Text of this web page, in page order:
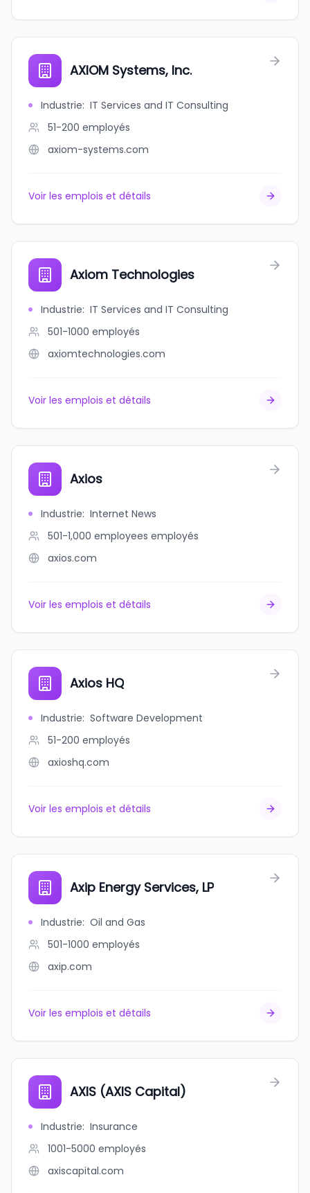
AXIOM Systems, Inc.
Industrie: IT Services and IT Consulting
51-200 employés
axiom-systems.com
Voir les emplois et détails
Axiom Technologies
Industrie: IT Services and IT Consulting
501-1000 employés
axiomtechnologies.com
Voir les emplois et détails
Axios
Industrie: Internet News
501-1,000 employees employés
axios.com
Voir les emplois et détails
Axios HQ
Industrie: Software Development
51-200 employés
axioshq.com
Voir les emplois et détails
Axip Energy Services, LP
Industrie: Oil and Gas
501-1000 employés
axip.com
Voir les emplois et détails
AXIS (AXIS Capital)
Industrie: Insurance
1001-5000 employés
axiscapital.com